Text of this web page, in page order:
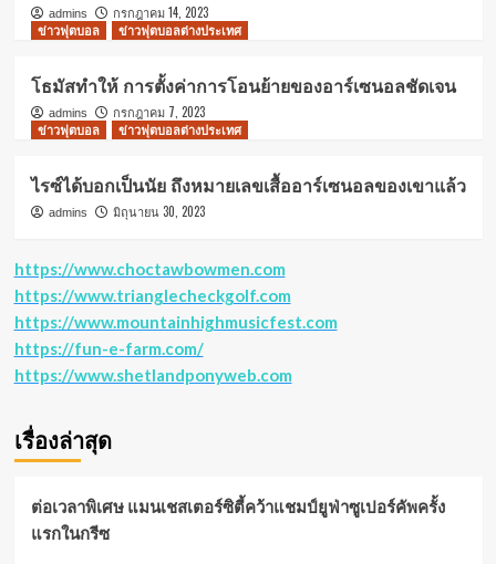
admins
กรกฎาคม 14, 2023
ข่าวฟุตบอล
ข่าวฟุตบอลต่างประเทศ
โธมัสทำให้ การตั้งค่าการโอนย้ายของอาร์เซนอลชัดเจน
admins
กรกฎาคม 7, 2023
ข่าวฟุตบอล
ข่าวฟุตบอลต่างประเทศ
ไรซ์ได้บอกเป็นนัย ถึงหมายเลขเสื้ออาร์เซนอลของเขาแล้ว
admins มิถุนายน 30, 2023
https://www.choctawbowmen.com
https://www.trianglecheckgolf.com
https://www.mountainhighmusicfest.com
https://fun-e-farm.com/
https://www.shetlandponyweb.com
เรื่องล่าสุด
ต่อเวลาพิเศษ แมนเชสเตอร์ซิตี้คว้าแชมป์ยูฟ่าซูเปอร์คัพครั้ง
แรกในกรีซ